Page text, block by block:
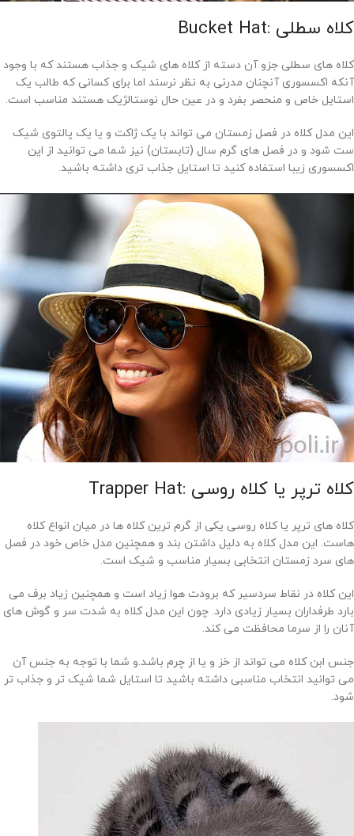
کلاه سطلی :Bucket Hat
کلاه های سطلی جزو آن دسته از کلاه های شیک و جذاب هستند که با وجود
آنکه اکسسوری آنچنان مدرنی به نظر نرسند اما برای کسانی که طالب یک
استایل خاص و منحصر بفرد و در عین حال نوستالژیک هستند مناسب است.
این مدل کلاه در فصل زمستان می تواند با یک ژاکت و یا یک پالتوی شیک
ست شود و در فصل های گرم سال (تابستان) نیز شما می توانید از این
اکسسوری زیبا استفاده کنید تا استایل جذاب تری داشته باشید.
کلاه ترپر یا کلاه روسی :Trapper Hat
کلاه های ترپر یا کلاه روسی یکی از گرم ترین کلاه ها در میان انواع کلاه
هاست. این مدل کلاه به دلیل داشتن بند و همچنین مدل خاص خود در فصل
های سرد زمستان انتخابی بسیار مناسب و شیک است.
این کلاه در نقاط سردسیر که برودت هوا زیاد است و همچنین زیاد برف می
بارد طرفداران بسیار زیادی دارد. چون این مدل کلاه به شدت سر و گوش های
آنان را از سرما محافظت می کند.
جنس ابن کلاه می تواند از خز و یا از چرم باشد.و شما با توجه به جنس آن
می توانید انتخاب مناسبی داشته باشید تا استایل شما شیک تر و جذاب تر
شود.